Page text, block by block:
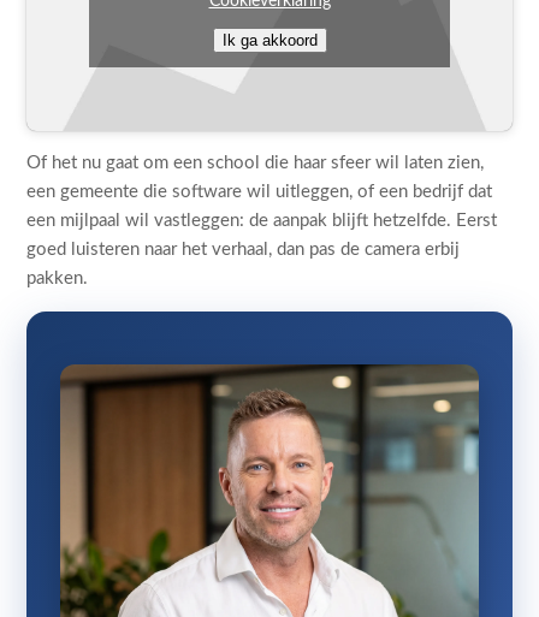
Ik ga akkoord
Of het nu gaat om een school die haar sfeer wil laten zien,
een gemeente die software wil uitleggen, of een bedrijf dat
een mijlpaal wil vastleggen: de aanpak blijft hetzelfde. Eerst
goed luisteren naar het verhaal, dan pas de camera erbij
pakken.